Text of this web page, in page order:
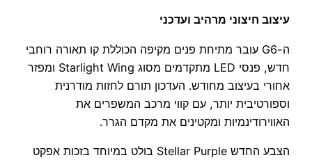
עיצוב חיצוני מרהיב ועדכני
ה-G6 עובר מתיחת פנים מקיפה הכוללת קו תאורה רוחבי
חדש, פנסי LED מתקדמים מסוג Starlight Wing ומפזר
אחורי בעיצוב מחודש. העדכון תורם לחזות מודרנית
וספורטיבית יותר, עם קווי מרכב המשפרים את
האווירודינמיות ומקטינים את מקדם הגרר.
הצבע החדש Stellar Purple בולט במיוחד בזכות אפקט